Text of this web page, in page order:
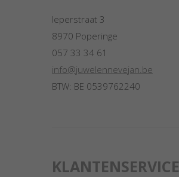
Ieperstraat 3
8970 Poperinge
057 33 34 61
info@juwelennevejan.be
BTW: BE 0539762240
KLANTENSERVICE